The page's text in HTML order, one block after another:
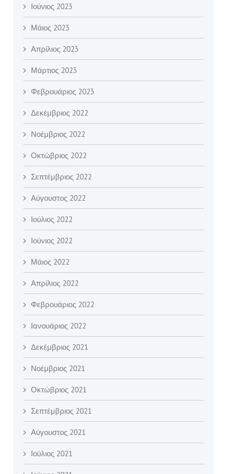
Ιούνιος 2023
Μάιος 2023
Απρίλιος 2023
Μάρτιος 2023
Φεβρουάριος 2023
Δεκέμβριος 2022
Νοέμβριος 2022
Οκτώβριος 2022
Σεπτέμβριος 2022
Αύγουστος 2022
Ιούλιος 2022
Ιούνιος 2022
Μάιος 2022
Απρίλιος 2022
Φεβρουάριος 2022
Ιανουάριος 2022
Δεκέμβριος 2021
Νοέμβριος 2021
Οκτώβριος 2021
Σεπτέμβριος 2021
Αύγουστος 2021
Ιούλιος 2021